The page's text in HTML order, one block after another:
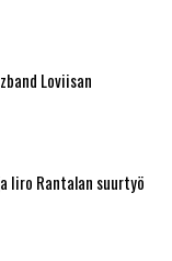
Loviisan
Iiro Rantalan suurtyö